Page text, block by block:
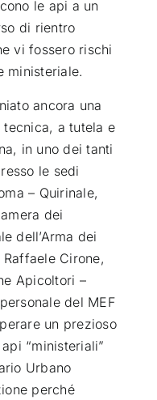
le api a un
di rientro
vi fossero rischi
ministeriale.
ancora una
a tutela e
in uno dei tanti
le sedi
– Quirinale,
dei
dell’Arma dei
Cirone,
Apicoltori –
del MEF
un prezioso
“ministeriali”
Urbano
perché